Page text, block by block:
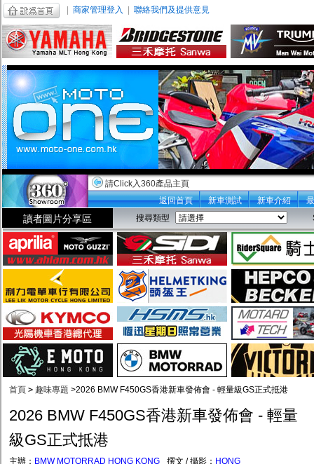
商家管理登入 聯絡我們及提供意見
請Click入360產品主頁
返回首頁
新車測試 新車介紹
讀者圖片分享區 搜尋類型
首頁 > 趣味專題 >2026 BMW F450GS香港新車發佈會 - 輕量級GS正式抵港
2026 BMW F450GS香港新車發佈會 - 輕量
級GS正式抵港
主辦： BMW MOTORRAD HONG KONG 撰文 / 攝影： HONG